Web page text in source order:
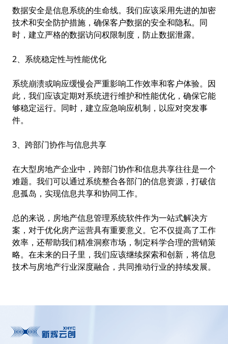
数据安全是信息系统的生命线。我们应该采用先进的加密
技术和安全防护措施，确保客户数据的安全和隐私。同
时，建立严格的数据访问权限制度，防止数据泄露。
2、系统稳定性与性能优化
系统崩溃或响应缓慢会严重影响工作效率和客户体验。因
此，我们应该定期对系统进行维护和性能优化，确保它能
够稳定运行。同时，建立应急响应机制，以应对突发事
件。
3、跨部门协作与信息共享
在大型房地产企业中，跨部门协作和信息共享往往是一个
难题。我们可以通过系统整合各部门的信息资源，打破信
息孤岛，实现信息共享和协同工作。
总的来说，房地产信息管理系统软件作为一站式解决方
案，对于优化房产运营具有重要意义。它不仅提高了工作
效率，还帮助我们精准洞察市场，制定科学合理的营销策
略。在未来的日子里，我们应该继续探索和创新，将信息
技术与房地产行业深度融合，共同推动行业的持续发展。